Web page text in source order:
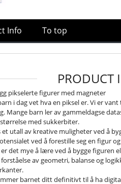
Info To top
PRODUCT
pikselerte figurer med magneter
i dag vet hva en piksel er. Vi er
Mange barn ler av gammeldagse
med sukkerbiter.
et utall av kreative muligheter ved å
ved å forestille seg en figur
det mye å lære ved å bygge figuren
av geometri, balanse og
barnet ditt definitivt til å ha